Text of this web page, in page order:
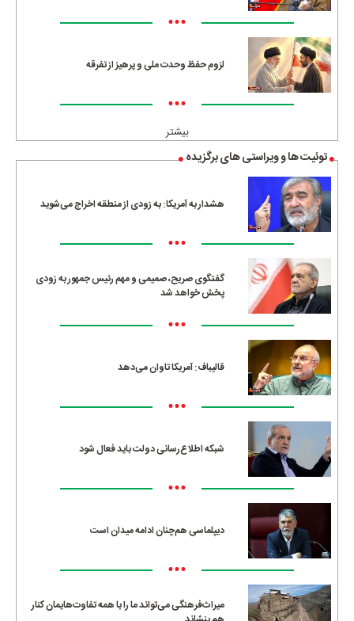
•••
لزوم حفظ وحدت ملی و پرهیز از تفرقه
•••
بیشتر
توئیت ها و ویراستی های برگزیده
هشدار به آمریکا: به زودی از منطقه اخراج می‌شوید
•••
گفتگوی صریح، صمیمی و مهم رئیس جمهور به زودی
پخش خواهد شد
•••
قالیباف: آمریکا تاوان می‌دهد
•••
شبکه اطلاع‌رسانی دولت باید فعال شود
•••
دیپلماسی هم‌چنان ادامه میدان است
•••
میراث‌فرهنگی می‌تواند ما را با همه تفاوت‌هایمان کنار